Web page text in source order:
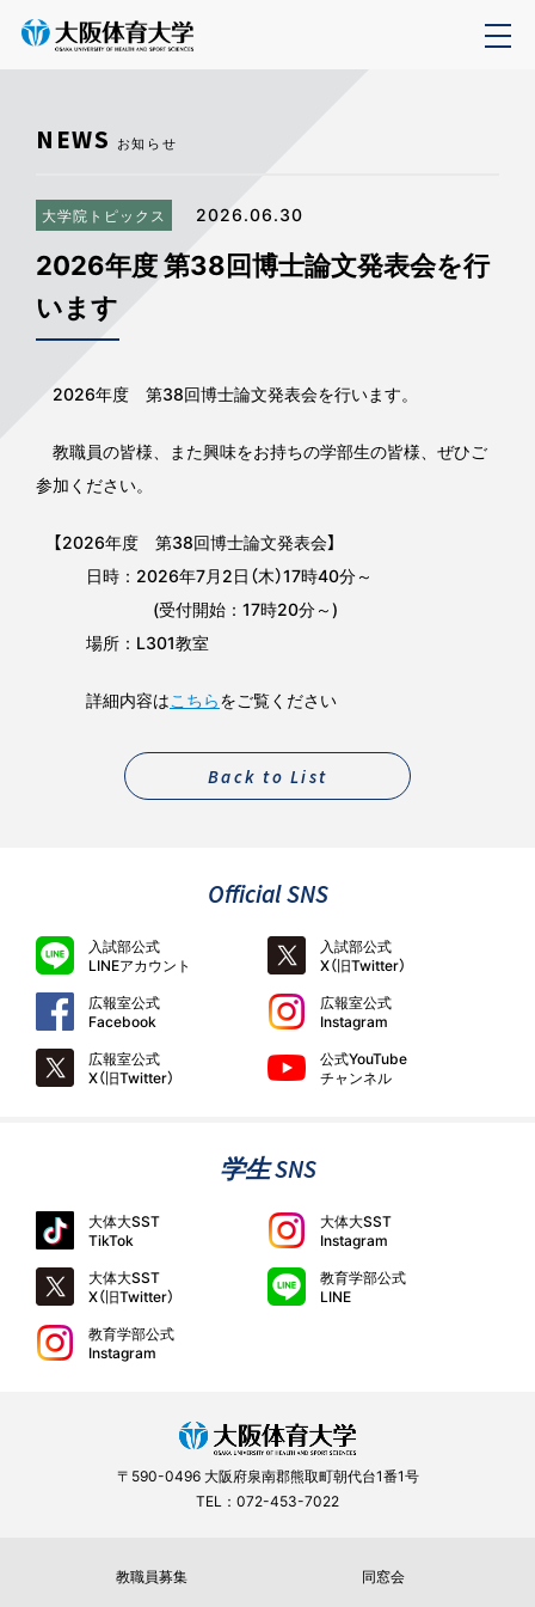
NEWS お知らせ
大学院トピックス 2026.06.30
2026年度 第38回博士論文発表会を行
います
2026年度 第38回博士論文発表会を行います。
教職員の皆様、また興味をお持ちの学部生の皆様、ぜひご
参加ください。
【2026年度 第38回博士論文発表会】
日時：2026年7月2日（木）17時40分～
(受付開始：17時20分～)
場所：L301教室
詳細内容はこちらをご覧ください
Back to List
Official SNS
入試部公式
LINEアカウント
入試部公式
X（旧Twitter）
広報室公式
Facebook
広報室公式
Instagram
広報室公式
X（旧Twitter）
公式YouTube
チャンネル
学生 SNS
大体大SST
TikTok
大体大SST
Instagram
大体大SST
X（旧Twitter）
教育学部公式
LINE
教育学部公式
Instagram
〒590-0496 大阪府泉南郡熊取町朝代台1番1号
TEL：072-453-7022
教職員募集 同窓会